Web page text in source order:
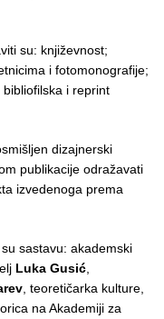
su: književnost;
i fotomonografije;
i reprint
dizajnerski
publikacije odražavati
izvedenoga prema
sastavu: akademski
Luka Gusić,
, teoretičarka kulture,
na Akademiji za